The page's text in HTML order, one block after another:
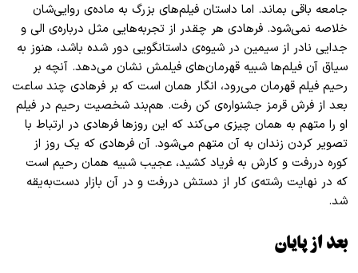
جامعه باقی بماند. اما داستان فیلم‌های بزرگ به ماده‌ی روایی‌شان
خلاصه نمی‌شود. فرهادی هر چقدر از تجربه‌هایی مثل درباره‌ی الی و
جدایی نادر از سیمین در شیوه‌ی داستانگویی دور شده باشد، هنوز به
سیاق آن فیلم‌ها شبیه قهرمان‌های فیلمش نشان می‌دهد. آنچه بر
رحیم فیلم قهرمان می‌رود، انگار همان است که بر فرهادی چند ساعت
بعد از فرش قرمز جشنواره‌ی کن رفت. هم‌بند شخصیت رحیم در فیلم
او را متهم به همان چیزی می‌کند که این روز‌ها فرهادی در ارتباط با
تصویر کردن زندان به آن متهم می‌شود. آن فرهادی که یک روز از
کوره دررفت و کارش به فریاد کشید، عجیب شبیه همان رحیم است
که در نهایت رشته‌ی کار از دستش دررفت و در آن بازار دست‌به‌یقه
شد.
بعد از پایان